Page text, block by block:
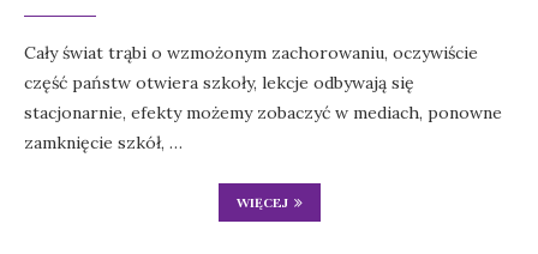
Cały świat trąbi o wzmożonym zachorowaniu, oczywiście
część państw otwiera szkoły, lekcje odbywają się
stacjonarnie, efekty możemy zobaczyć w mediach, ponowne
zamknięcie szkół, …
WIĘCEJ